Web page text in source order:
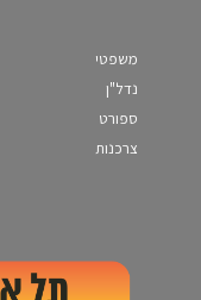
משפטי
נדל"ן
ספורט
צרכנות